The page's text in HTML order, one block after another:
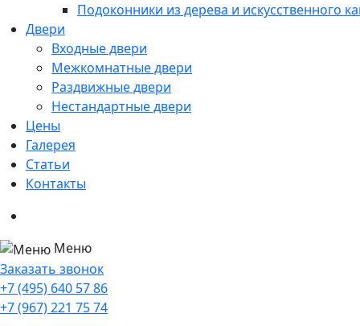
Подоконники из дерева и искусственного
Двери
Входные двери
Межкомнатные двери
Раздвижные двери
Нестандартные двери
Цены
Галерея
Статьи
Контакты
Меню
Заказать звонок
+7 (495) 640 57 86
+7 (967) 221 75 74